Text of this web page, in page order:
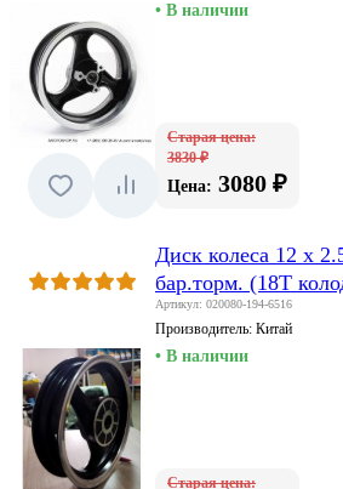
• В наличии
Старая цена:
3830 ₽
Цена: 3080 ₽
Диск колеса 12 x
бар.торм. (18T
Артикул: 020080-194-6516
Производитель: Китай
• В наличии
Старая цена: